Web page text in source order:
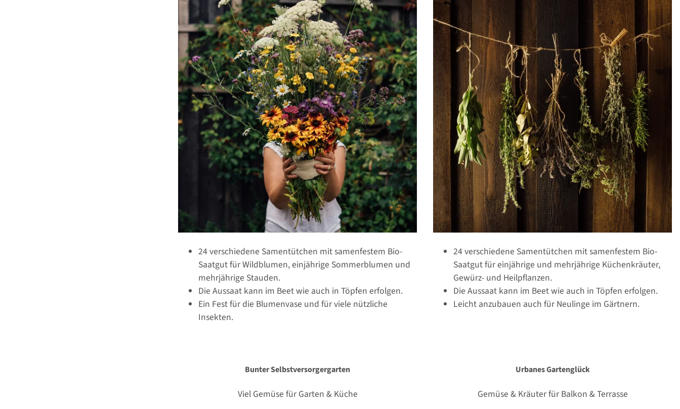
24 verschiedene Samentütchen mit samenfestem Bio-
Saatgut für Wildblumen, einjährige Sommerblumen und
mehrjährige Stauden.
Die Aussaat kann im Beet wie auch in Töpfen erfolgen.
Ein Fest für die Blumenvase und für viele nützliche
Insekten.
24 verschiedene Samentütchen mit samenfestem Bio-
Saatgut für einjährige und mehrjährige Küchenkräuter,
Gewürz- und Heilpflanzen.
Die Aussaat kann im Beet wie auch in Töpfen erfolgen.
Leicht anzubauen auch für Neulinge im Gärtnern.
Bunter Selbstversorgergarten
Viel Gemüse für Garten & Küche
Urbanes Gartenglück
Gemüse & Kräuter für Balkon & Terrasse